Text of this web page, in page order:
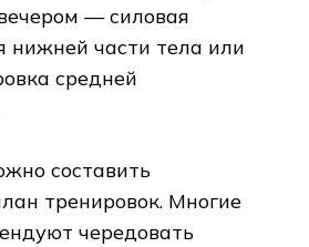
— силовая
нижней части тела или
средней
составить
тренировок. Многие
чередовать